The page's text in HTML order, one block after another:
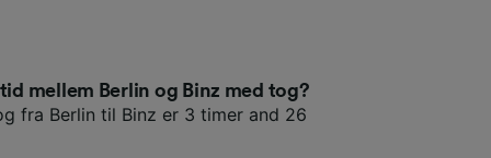
mellem Berlin og Binz med tog?
fra Berlin til Binz er 3 timer and 26